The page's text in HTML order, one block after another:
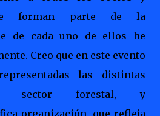
forman parte de la
de cada uno de ellos he
Creo que en este evento
las distintas
sector forestal, y
organización, que refleja